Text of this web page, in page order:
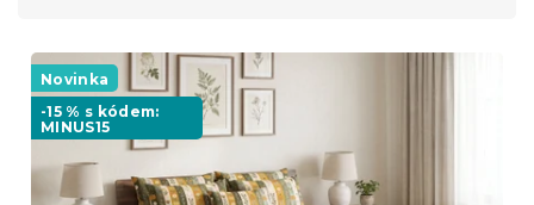
p
d
u
V
p
Novinka
-15 % s kódem:
MINUS15